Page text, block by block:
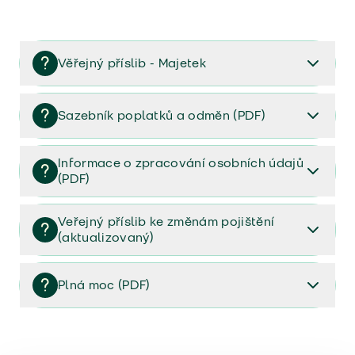
Věřejný příslib - Majetek
Věřejný příslib majetek 2023
Sazebník poplatků a odměn (PDF)
Sazebník poplatků a odměn (PDF)
Informace o zpracování osobních údajů
(PDF)
Informace o zpracování osobních údajů (PDF)
Veřejný příslib ke změnám pojištění
(aktualizovaný)
Veřejný příslib ke změnám pojištění (aktualizovaný)
Plná moc (PDF)